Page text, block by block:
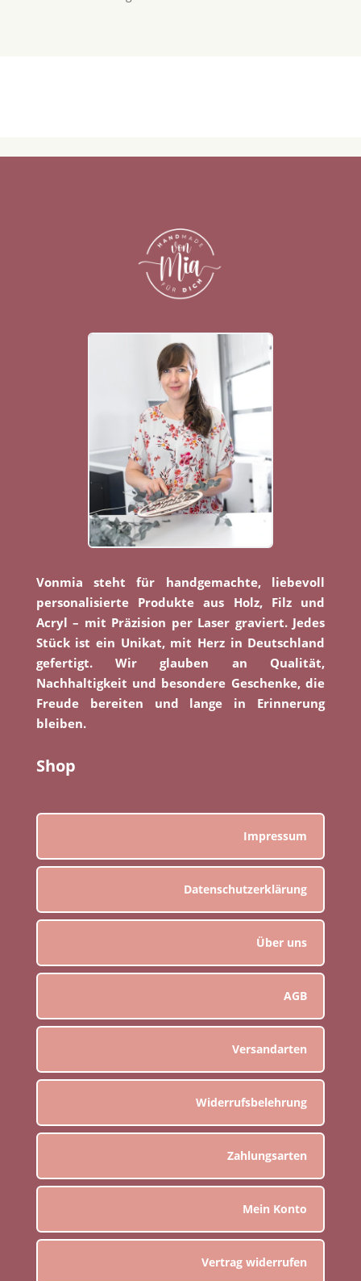
Vonmia steht für handgemachte, liebevoll
personalisierte Produkte aus Holz, Filz und
Acryl – mit Präzision per Laser graviert. Jedes
Stück ist ein Unikat, mit Herz in Deutschland
gefertigt. Wir glauben an Qualität,
Nachhaltigkeit und besondere Geschenke, die
Freude bereiten und lange in Erinnerung
bleiben.
Shop
Impressum
Datenschutzerklärung
Über uns
AGB
Versandarten
Widerrufsbelehrung
Zahlungsarten
Mein Konto
Vertrag widerrufen